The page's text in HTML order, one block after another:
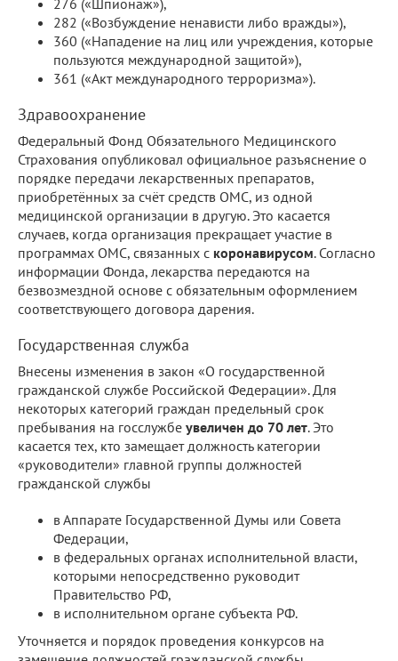
282 («Возбуждение ненависти либо вражды»),
360 («Нападение на лиц или учреждения, которые
пользуются международной защитой»),
361 («Акт международного терроризма»).
Здравоохранение
Федеральный Фонд Обязательного Медицинского
Страхования опубликовал официальное разъяснение о
порядке передачи лекарственных препаратов,
приобретённых за счёт средств ОМС, из одной
медицинской организации в другую. Это касается
случаев, когда организация прекращает участие в
программах ОМС, связанных с коронавирусом. Согласно
информации Фонда, лекарства передаются на
безвозмездной основе с обязательным оформлением
соответствующего договора дарения.
Государственная служба
Внесены изменения в закон «О государственной
гражданской службе Российской Федерации». Для
некоторых категорий граждан предельный срок
пребывания на госслужбе увеличен до 70 лет. Это
касается тех, кто замещает должность категории
«руководители» главной группы должностей
гражданской службы
в Аппарате Государственной Думы или Совета
Федерации,
в федеральных органах исполнительной власти,
которыми непосредственно руководит
Правительство РФ,
в исполнительном органе субъекта РФ.
Уточняется и порядок проведения конкурсов на